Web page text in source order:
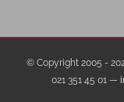
© Copyright 2005 -
021 351 45 01 —